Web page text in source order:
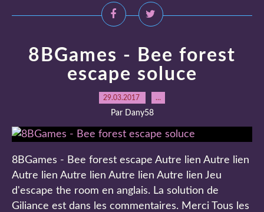
8BGames - Bee forest
escape soluce
29.03.2017 …
Par Dany58
8BGames - Bee forest escape Autre lien Autre lien
Autre lien Autre lien Autre lien Autre lien Jeu
d'escape the room en anglais. La solution de
Giliance est dans les commentaires. Merci Tous les